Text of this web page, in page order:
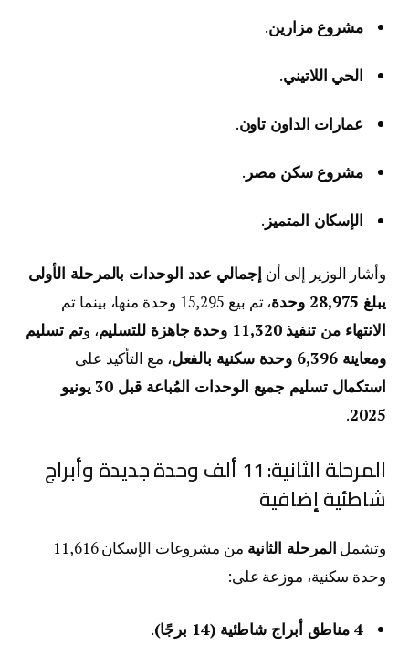
مشروع مزارين.
الحي اللاتيني.
عمارات الداون تاون.
مشروع سكن مصر .
الإسكان المتميز .
وأشار الوزير إلى أن إجمالي عدد الوحدات بالمرحلة الأولى
يبلغ 28,975 وحدة
، تم بيع 15,295 وحدة منها، بينما تم
الانتهاء من تنفيذ 11,320 وحدة جاهزة للتسليم
، وتم تسليم
ومعاينة 6,396 وحدة سكنية بالفعل
، مع التأكيد على
استكمال تسليم جميع الوحدات المُباعة قبل 30 يونيو
2025
.
المرحلة الثانية: 11 ألف وحدة جديدة وأبراج
شاطئية إضافية
وتشمل المرحلة الثانية
من مشروعات الإسكان 11,616
وحدة سكنية، موزعة على:
4 مناطق أبراج شاطئية (14 برجًا) .